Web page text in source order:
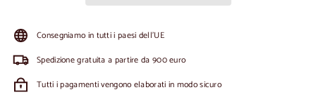
Consegniamo in tutti i paesi dell'UE
Spedizione gratuita a partire da 900 euro
Tutti i pagamenti vengono elaborati in modo sicuro